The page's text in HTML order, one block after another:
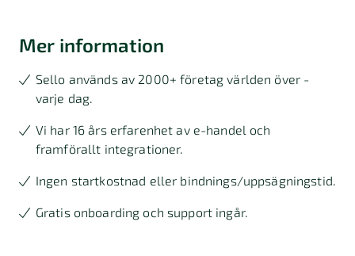
Mer information
Sello används av 2000+ företag världen över -
varje dag.
Vi har 16 års erfarenhet av e-handel och
framförallt integrationer.
Ingen startkostnad eller bindnings/uppsägningstid.
Gratis onboarding och support ingår.